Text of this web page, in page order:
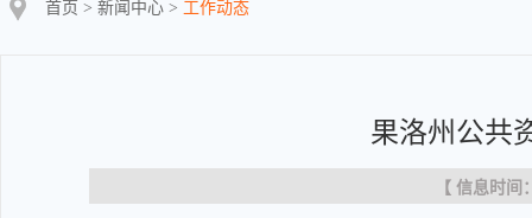
首页 > 新闻中心 > 工作动态
果洛州公共
【 信息时间